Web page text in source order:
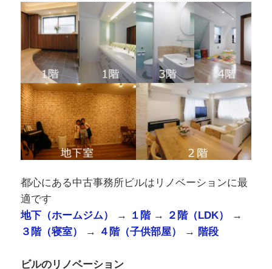
都心にある中古事務所ビルはリノベーションに最
適です
地下（ホームジム）
→ １階→ ２階（LDK）
→
３階（寝室）
→ ４階（子供部屋） → 階段
ビルのリノベーション